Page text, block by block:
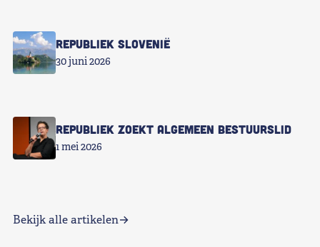
Republiek Slovenië
30 juni 2026
Republiek zoekt Algemeen Bestuurslid
1 mei 2026
Bekijk alle artikelen